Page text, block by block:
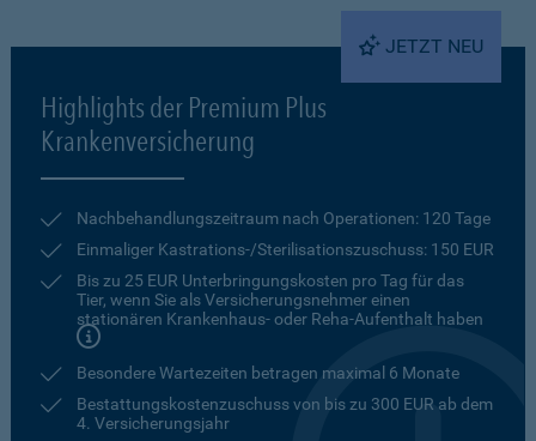
JETZT NEU
Highlights der Premium Plus
Krankenversicherung
Nachbehandlungszeitraum nach Operationen: 120 Tage
Einmaliger Kastrations-/Sterilisationszuschuss: 150 EUR
Bis zu 25 EUR Unterbringungskosten pro Tag für das
Tier, wenn Sie als Versicherungsnehmer einen
stationären Krankenhaus- oder Reha-Aufenthalt haben
Besondere Wartezeiten betragen maximal 6 Monate
Bestattungskostenzuschuss von bis zu 300 EUR ab dem
4. Versicherungsjahr